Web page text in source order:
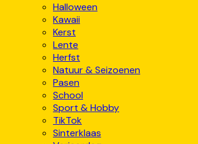
Halloween
Kawaii
Kerst
Lente
Herfst
Natuur & Seizoenen
Pasen
School
Sport & Hobby
TikTok
Sinterklaas